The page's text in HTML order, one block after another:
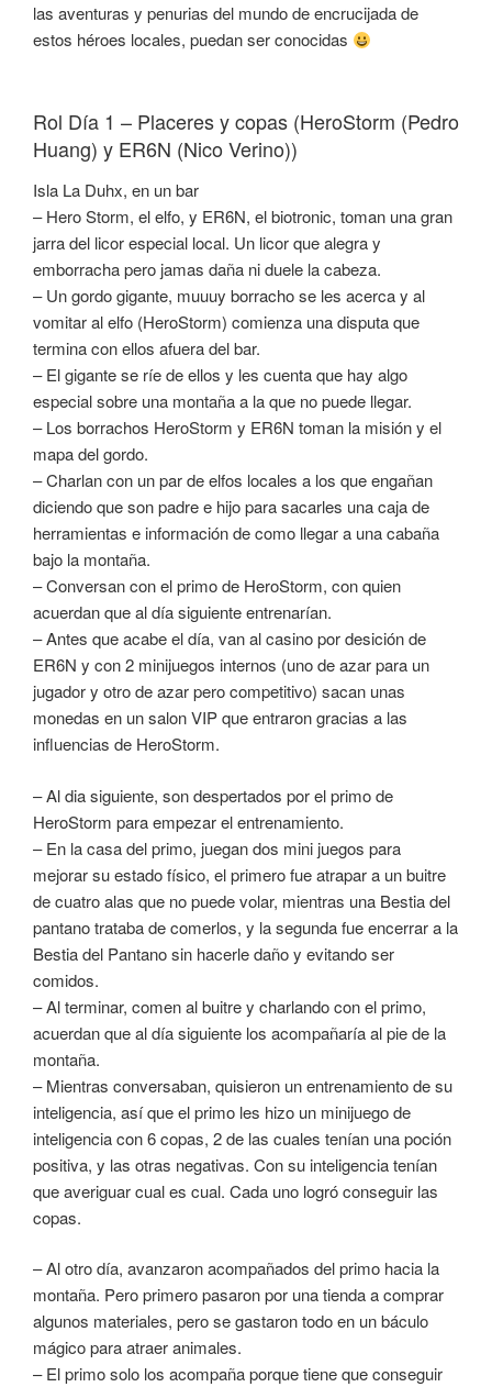
las aventuras y penurias del mundo de encrucijada de
estos héroes locales, puedan ser conocidas
Rol Día 1 – Placeres y copas (HeroStorm (Pedro
Huang) y ER6N (Nico Verino))
Isla La Duhx, en un bar
– Hero Storm, el elfo, y ER6N, el biotronic, toman una gran
jarra del licor especial local. Un licor que alegra y
emborracha pero jamas daña ni duele la cabeza.
– Un gordo gigante, muuuy borracho se les acerca y al
vomitar al elfo (HeroStorm) comienza una disputa que
termina con ellos afuera del bar.
– El gigante se ríe de ellos y les cuenta que hay algo
especial sobre una montaña a la que no puede llegar.
– Los borrachos HeroStorm y ER6N toman la misión y el
mapa del gordo.
– Charlan con un par de elfos locales a los que engañan
diciendo que son padre e hijo para sacarles una caja de
herramientas e información de como llegar a una cabaña
bajo la montaña.
– Conversan con el primo de HeroStorm, con quien
acuerdan que al día siguiente entrenarían.
– Antes que acabe el día, van al casino por desición de
ER6N y con 2 minijuegos internos (uno de azar para un
jugador y otro de azar pero competitivo) sacan unas
monedas en un salon VIP que entraron gracias a las
influencias de HeroStorm.
– Al dia siguiente, son despertados por el primo de
HeroStorm para empezar el entrenamiento.
– En la casa del primo, juegan dos mini juegos para
mejorar su estado físico, el primero fue atrapar a un buitre
de cuatro alas que no puede volar, mientras una Bestia del
pantano trataba de comerlos, y la segunda fue encerrar a la
Bestia del Pantano sin hacerle daño y evitando ser
comidos.
– Al terminar, comen al buitre y charlando con el primo,
acuerdan que al día siguiente los acompañaría al pie de la
montaña.
– Mientras conversaban, quisieron un entrenamiento de su
inteligencia, así que el primo les hizo un minijuego de
inteligencia con 6 copas, 2 de las cuales tenían una poción
positiva, y las otras negativas. Con su inteligencia tenían
que averiguar cual es cual. Cada uno logró conseguir las
copas.
– Al otro día, avanzaron acompañados del primo hacia la
montaña. Pero primero pasaron por una tienda a comprar
algunos materiales, pero se gastaron todo en un báculo
mágico para atraer animales.
– El primo solo los acompaña porque tiene que conseguir